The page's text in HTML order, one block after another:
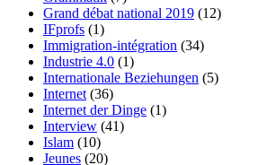
Grand débat national 2019 (12)
IFprofs (1)
Immigration-intégration (34)
Industrie 4.0 (1)
Internationale Beziehungen (5)
Internet (36)
Internet der Dinge (1)
Interview (41)
Islam (10)
Jeunes (20)